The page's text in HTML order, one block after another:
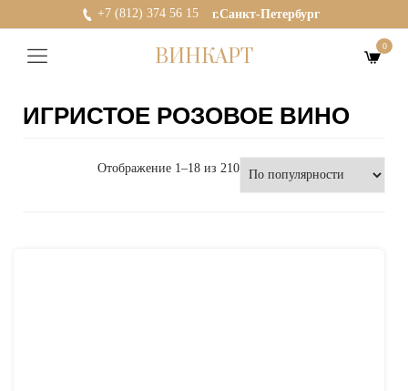
+7 (812) 374 56 15 г.Санкт-Петербург
ВИНКАРТ 0
ИГРИСТОЕ РОЗОВОЕ ВИНО
Отображение 1–18 из 210